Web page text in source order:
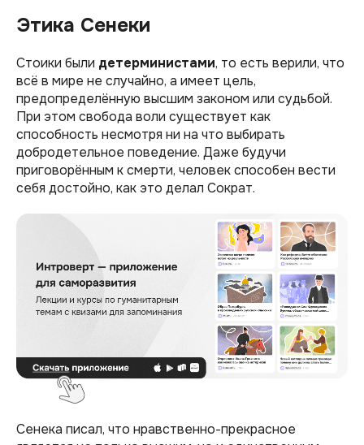
Этика Сенеки
Стоики были детерминистами, то есть верили, что
всё в мире не случайно, а имеет цель,
предопределённую высшим законом или судьбой.
При этом свобода воли существует как
способность несмотря ни на что выбирать
добродетельное поведение. Даже будучи
приговорённым к смерти, человек способен вести
себя достойно, как это делал Сократ.
Сенека писал, что нравственно-прекрасное